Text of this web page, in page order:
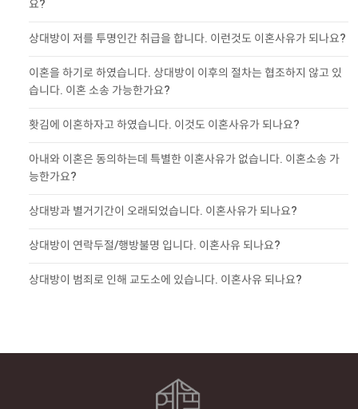
요?
상대방이 저를 투명인간 취급을 합니다. 이런것도 이혼사유가 되나요?
이혼을 하기로 하였습니다. 상대방이 이후의 절차는 협조하지 않고 있
습니다. 이혼 소송 가능한가요?
홧김에 이혼하자고 하였습니다. 이것도 이혼사유가 되나요?
아내와 이혼은 동의하는데 특별한 이혼사유가 없습니다. 이혼소송 가
능한가요?
상대방과 별거기간이 오래되었습니다. 이혼사유가 되나요?
상대방이 연락두절/행방불명 입니다. 이혼사유 되나요?
상대방이 범죄로 인해 교도소에 있습니다. 이혼사유 되나요?